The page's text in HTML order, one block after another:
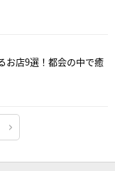
お店9選！都会の中で癒